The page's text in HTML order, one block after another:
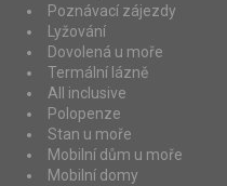
Poznávací zájezdy
Lyžování
Dovolená u moře
Termální lázně
All inclusive
Polopenze
Stan u moře
Mobilní dům u moře
Mobilní domy